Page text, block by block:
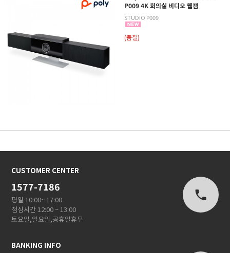
P009 4K 회의실 비디오 웹캠
STUDIO P009
(품절)
CUSTOMER CENTER
1577-7186
평일 10:00~ 17:00
점심시간 12:00 ~ 13:00
토요일,일요일,공휴일휴무
BANKING INFO